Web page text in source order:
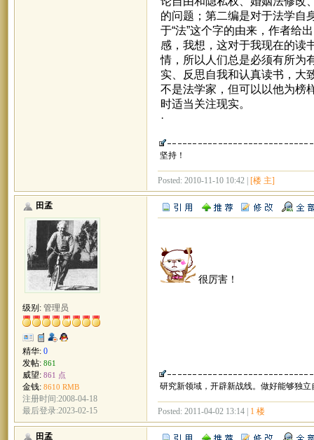
的问题；第二编是对于法学自
于“法”这个字的由来，作者给
感，我想，这对于我现在的读
情，所以人们总是必须有所为
实、反思自我和认真读书，大
不是法学家，但可以以他为榜
时适当关注现实。
·
坚持！
Posted: 2010-11-10 10:42 | [楼 主]
田孟
级别: 管理员
精华: 0
发帖: 861
威望: 861 点
金钱: 8610 RMB
注册时间:2008-04-18
最后登录:2023-02-15
很厉害！
研究新领域，开辟新战线。做好能够独
Posted: 2011-04-02 13:14 | 1 楼
田孟